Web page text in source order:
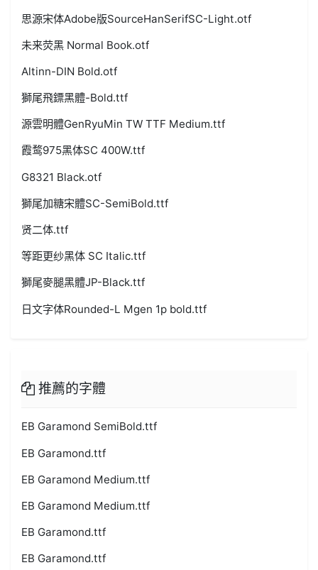
思源宋体Adobe版SourceHanSerifSC-Light.otf
未来荧黑 Normal Book.otf
Altinn-DIN Bold.otf
獅尾飛鏢黑體-Bold.ttf
源雲明體GenRyuMin TW TTF Medium.ttf
霞鹜975黑体SC 400W.ttf
G8321 Black.otf
獅尾加糖宋體SC-SemiBold.ttf
贤二体.ttf
等距更纱黑体 SC Italic.ttf
獅尾麥腿黑體JP-Black.ttf
日文字体Rounded-L Mgen 1p bold.ttf
推薦的字體
EB Garamond SemiBold.ttf
EB Garamond.ttf
EB Garamond Medium.ttf
EB Garamond Medium.ttf
EB Garamond.ttf
EB Garamond.ttf